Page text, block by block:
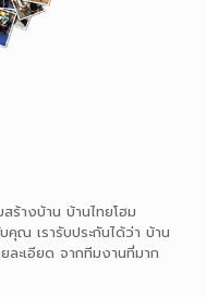
ลานานกว่า 10 ปี การ
มีคุณภาพ เอาใจใส่ในทุกขั้น
าสูงเพราะเราเชื่อว่า
ร้างบ้าน บ้านไทยโฮม
คุณ เรารับประกันได้ว่า บ้าน
ละเอียด จากทีมงานที่มาก